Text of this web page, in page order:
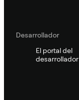
Desarrollador
El portal del
desarrollador